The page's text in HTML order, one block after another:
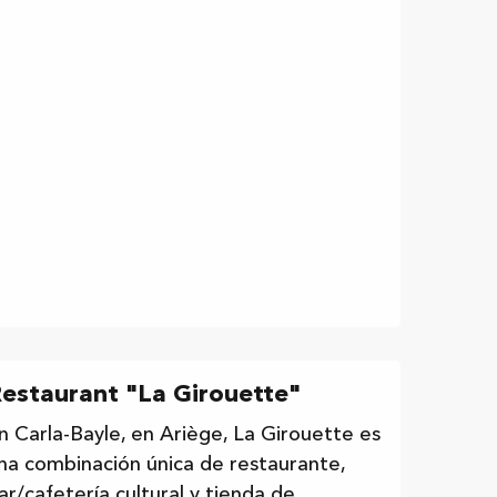
"La Girouette"
Carla-Bayle, en Ariège, La Girouette es
combinación única de restaurante,